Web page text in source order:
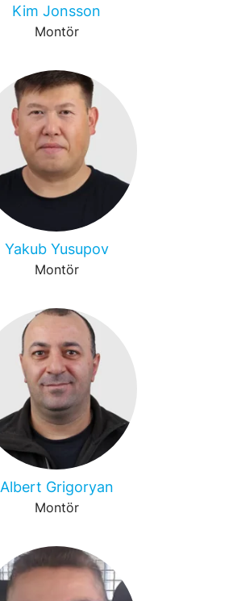
Kim Jonsson
Montör
Yakub Yusupov
Montör
Albert Grigoryan
Montör